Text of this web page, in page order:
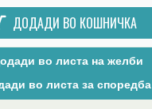
ДОДАДИ ВО КОШНИЧКА
во листа на желби
во листа за споредба